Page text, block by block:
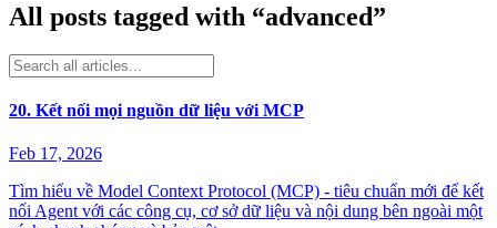
All posts tagged with “advanced”
20. Kết nối mọi nguồn dữ liệu với MCP
Feb 17, 2026
Tìm hiểu về Model Context Protocol (MCP) - tiêu chuẩn mới để kết
nối Agent với các công cụ, cơ sở dữ liệu và nội dung bên ngoài một